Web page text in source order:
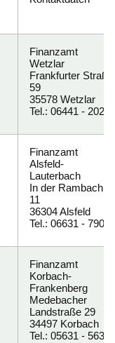
Finanzamt
Wetzlar
Frankfurter Straße
59
35578 Wetzlar
Tel.: 06441 - 2020
Finanzamt
Alsfeld-
Lauterbach
In der Rambach
11
36304 Alsfeld
Tel.: 06631 - 7900
Finanzamt
Korbach-
Frankenberg
Medebacher
Landstraße 29
34497 Korbach
Tel.: 05631 - 5630